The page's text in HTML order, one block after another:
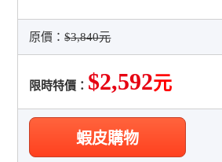
原價：$3,840元
限時特價： $2,592元
蝦皮購物